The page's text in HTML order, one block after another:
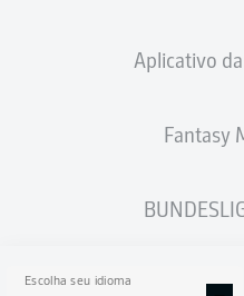
Aplicativo
Fantasy
Escolha seu idioma